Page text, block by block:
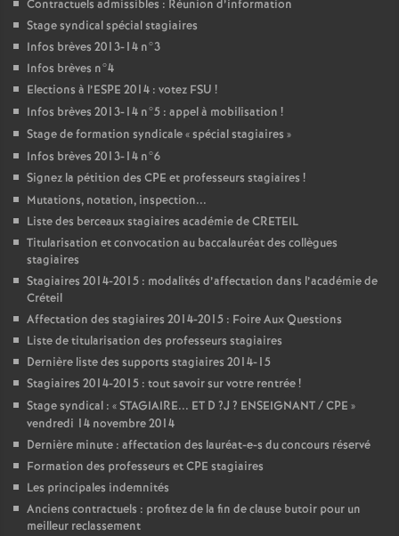
Contractuels admissibles : Réunion d’information
Stage syndical spécial stagiaires
Infos brèves 2013-14 n°3
Infos brèves n°4
Elections à l’ESPE 2014 : votez FSU !
Infos brèves 2013-14 n°5 : appel à mobilisation !
Stage de formation syndicale «spécial stagiaires »
Infos brèves 2013-14 n°6
Signez la pétition des CPE et professeurs stagiaires !
Mutations, notation, inspection...
Liste des berceaux stagiaires académie deCRETEIL
Titularisation et convocation au baccalauréat des collègues
stagiaires
Stagiaires 2014-2015 : modalités d’affectation dans l’académie de
Créteil
Affectation des stagiaires 2014-2015 : Foire Aux Questions
Liste de titularisation des professeurs stagiaires
Dernière liste des supports stagiaires 2014-15
Stagiaires 2014-2015 : tout savoir sur votre rentrée!
Stage syndical : «STAGIAIRE... ET D ?J ? ENSEIGNANT/CPE »
vendredi 14 novembre 2014
Dernière minute : affectation des lauréat-e-s du concours réservé
Formation des professeurs etCPE stagiaires
Les principales indemnités
Anciens contractuels : profitez de la fin de clause butoir pour un
meilleur reclassement